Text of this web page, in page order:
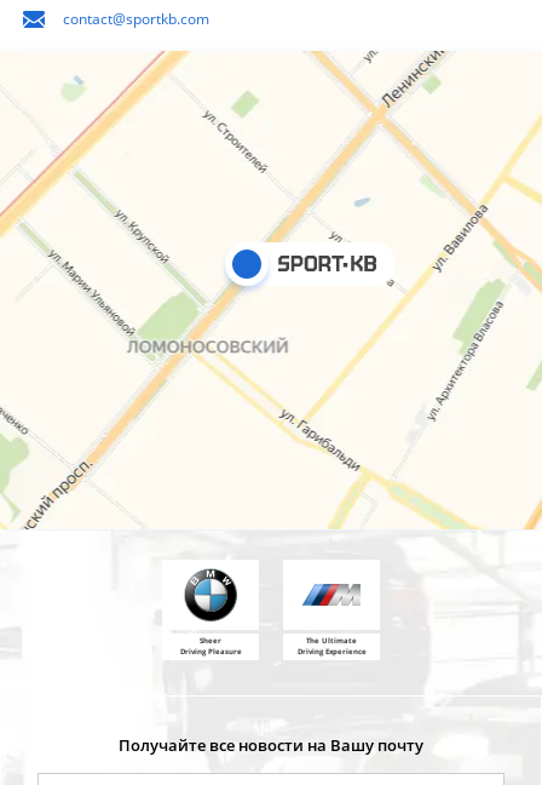
contact@sportkb.com
Sheer
Driving Pleasure
The Ultimate
Driving Experience
Получайте все новости на Вашу почту